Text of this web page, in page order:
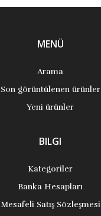
MENÜ
Arama
Son görüntülenen ürünler
Yeni ürünler
BILGI
Kategoriler
Banka Hesapları
Mesafeli Satış Sözleşmesi